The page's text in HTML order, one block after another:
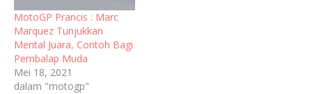
MotoGP Prancis : Marc
Marquez Tunjukkan
Mental Juara, Contoh Bagi
Pembalap Muda
Mei 18, 2021
dalam "motogp"